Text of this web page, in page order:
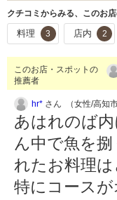
クチコミからみる、このお
料理 3 店内 2
このお店・スポットの
推薦者
hr* さん （女性/高知
あはれのば
ん中で魚を
れたお料理
特にコース